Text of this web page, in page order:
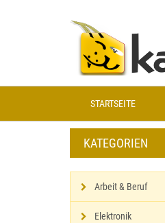
STARTSEITE
KATEGORIEN
Arbeit & Beruf
Elektronik